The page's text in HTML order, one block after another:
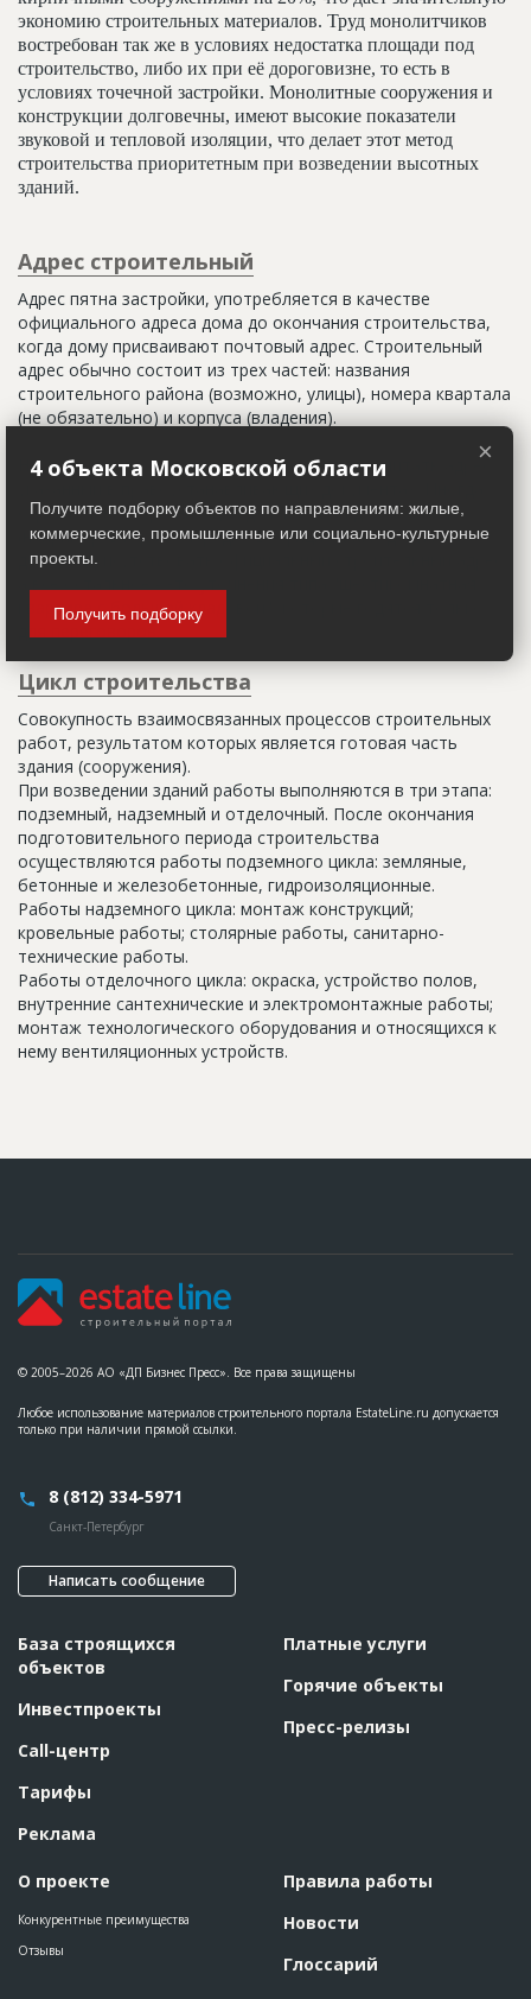
экономию строительных материалов. Труд монолитчиков
востребован так же в условиях недостатка площади под
строительство, либо их при её дороговизне, то есть в
условиях точечной застройки. Монолитные сооружения и
конструкции долговечны, имеют высокие показатели
звуковой и тепловой изоляции, что делает этот метод
строительства приоритетным при возведении высотных
зданий.
Адрес строительный
Адрес пятна застройки, употребляется в качестве
официального адреса дома до окончания строительства,
когда дому присваивают почтовый адрес. Строительный
адрес обычно состоит из трех частей: названия
строительного района (возможно, улицы), номера квартала
(не обязательно) и корпуса (владения).
Настоящим строительным адресом можно считать адрес,
строительные организации делают свои добавления
(например, вторая очередь). В официальных документах
должен присутствовать официальный строительный адрес,
квартира с большой кладовой", которые годятся только
для переговоров.
Цикл строительства
Совокупность взаимосвязанных процессов строительных
работ, результатом которых является готовая часть
здания (сооружения).
При возведении зданий работы выполняются в три этапа:
подземный, надземный и отделочный. После окончания
подготовительного периода строительства
осуществляются работы подземного цикла: земляные,
бетонные и железобетонные, гидроизоляционные.
Работы надземного цикла: монтаж конструкций;
кровельные работы; столярные работы, санитарно-
технические работы.
Работы отделочного цикла: окраска, устройство полов,
внутренние сантехнические и электромонтажные работы;
монтаж технологического оборудования и относящихся к
нему вентиляционных устройств.
© 2005–2026 АО «ДП Бизнес Пресс». Все права защищены
Любое использование материалов строительного портала EstateLine.ru допускается
только при наличии прямой ссылки.
8 (812) 334-5971
Санкт-Петербург
Написать сообщение
База строящихся
объектов
Инвестпроекты
Call-центр
Тарифы
Реклама
О проекте
Конкурентные преимущества
Отзывы
Платные услуги
Горячие объекты
Пресс-релизы
Правила работы
Новости
Глоссарий
×
4 объекта Московской области
Получите подборку объектов по направлениям: жилые,
коммерческие, промышленные или социально-культурные
проекты.
Получить подборку